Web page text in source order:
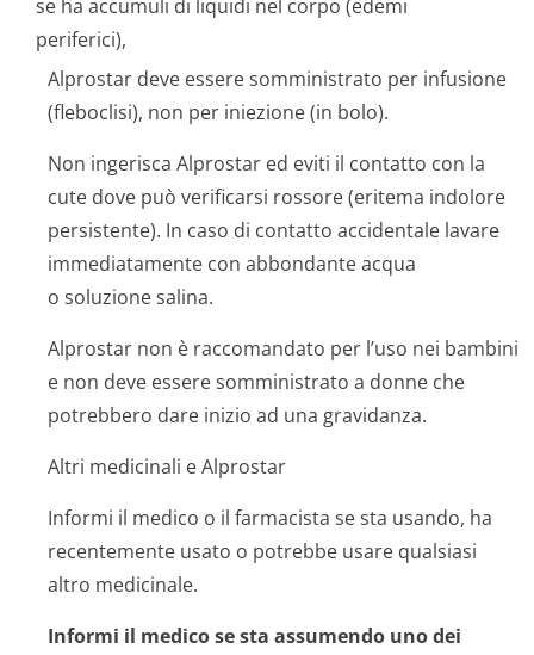
se ha accumuli di liquidi nel corpo (edemi
periferici),
Alprostar deve essere somministrato per infusione
(fleboclisi), non per iniezione (in bolo).
Non ingerisca Alprostar ed eviti il contatto con la
cute dove può verificarsi rossore (eritema indolore
persistente). In caso di contatto accidentale lavare
immediatamente con abbondante acqua
o soluzione salina.
Alprostar non è raccomandato per l’uso nei bambini
e non deve essere somministrato a donne che
potrebbero dare inizio ad una gravidanza.
Altri medicinali e Alprostar
Informi il medico o il farmacista se sta usando, ha
recentemente usato o potrebbe usare qualsiasi
altro medicinale.
Informi il medico se sta assumendo uno dei